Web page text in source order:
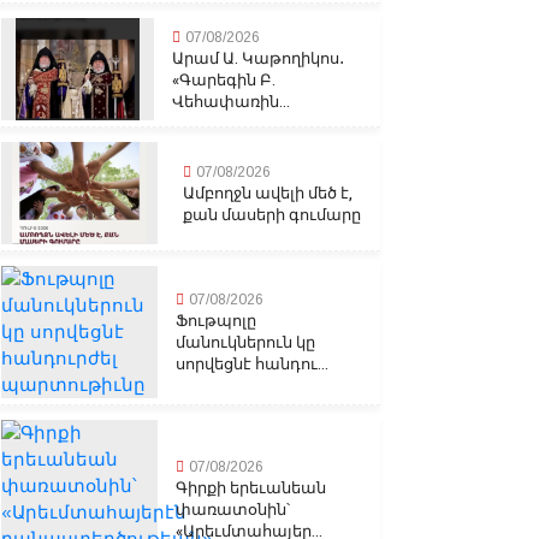
07/08/2026
Արամ Ա. Կաթողիկոս․
«Գարեգին Բ.
Վեհափառին...
07/08/2026
Ամբողջն ավելի մեծ է,
քան մասերի գումարը
07/08/2026
Ֆութպոլը
մանուկներուն կը
սորվեցնէ հանդու...
07/08/2026
Գիրքի երեւանեան
փառատօնին՝
«Արեւմտահայեր...